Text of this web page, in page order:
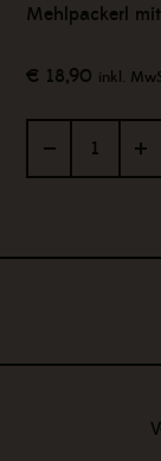
Mehlpackerl
€ 18,90 inkl.
Probierpaket